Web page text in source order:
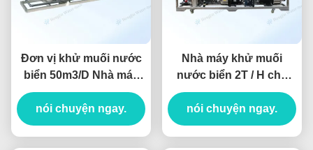
Đơn vị khử muối nước
biển 50m3/D Nhà máy
lọc nước biển cho các
nền tảng khoan ngoài
khơi
nói chuyện ngay.
Nhà máy khử muối
nước biển 2T / H cho
nhà hàng đảo
nói chuyện ngay.